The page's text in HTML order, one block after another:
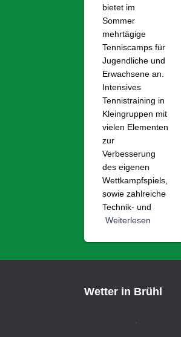
bietet im
Sommer
mehrtägige
Tenniscamps für
Jugendliche und
Erwachsene an.
Intensives
Tennistraining in
Kleingruppen mit
vielen Elementen
zur
Verbesserung
des eigenen
Wettkampfspiels,
sowie zahlreiche
Technik- und
Weiterlesen
Wetter in Brühl